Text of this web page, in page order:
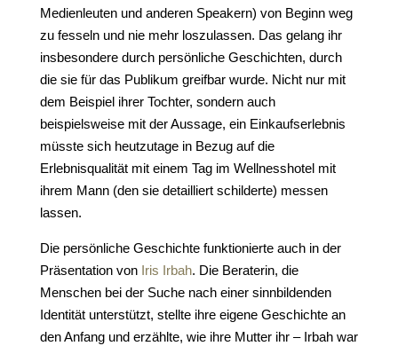
Medienleuten und anderen Speakern) von Beginn weg
zu fesseln und nie mehr loszulassen. Das gelang ihr
insbesondere durch persönliche Geschichten, durch
die sie für das Publikum greifbar wurde. Nicht nur mit
dem Beispiel ihrer Tochter, sondern auch
beispielsweise mit der Aussage, ein Einkaufserlebnis
müsste sich heutzutage in Bezug auf die
Erlebnisqualität mit einem Tag im Wellnesshotel mit
ihrem Mann (den sie detailliert schilderte) messen
lassen.
Die persönliche Geschichte funktionierte auch in der
Präsentation von Iris Irbah. Die Beraterin, die
Menschen bei der Suche nach einer sinnbildenden
Identität unterstützt, stellte ihre eigene Geschichte an
den Anfang und erzählte, wie ihre Mutter ihr – Irbah war